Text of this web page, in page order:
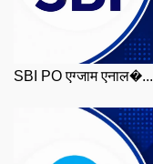
SBI PO एग्जाम एनाल�...